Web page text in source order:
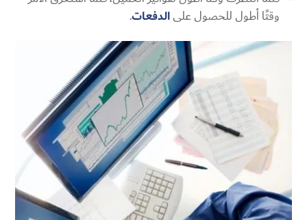
وقتًا أطول للحصول علىالدفعات.